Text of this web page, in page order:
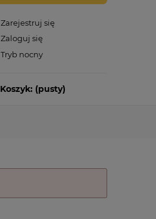
Zarejestruj się
Zaloguj się
Koszyk: (pusty)